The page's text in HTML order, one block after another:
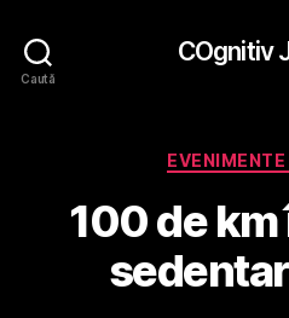
Caută
COgnitiv
100 de